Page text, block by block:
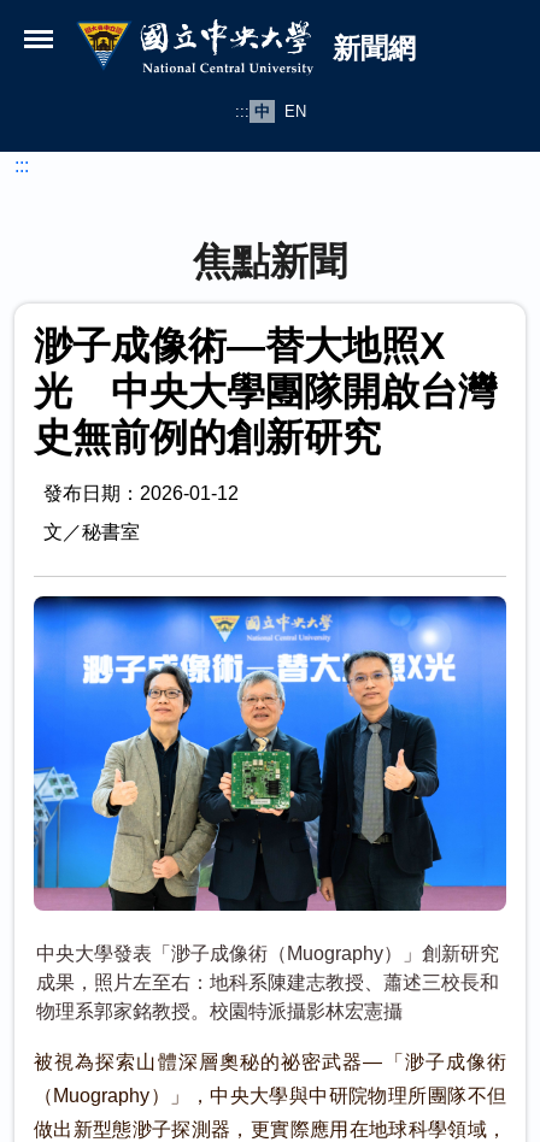
國立中央大學新聞網
新聞網
::: 中 EN
:::
焦點新聞
渺子成像術—替大地照X
光 中央大學團隊開啟台灣
史無前例的創新研究
發布日期：2026-01-12
文／秘書室
中央大學發表「渺子成像術（Muography）」創新研究
成果，照片左至右：地科系陳建志教授、蕭述三校長和
物理系郭家銘教授。校園特派攝影林宏憲攝
被視為探索山體深層奧秘的祕密武器—「渺子成像術
（Muography）」，中央大學與中研院物理所團隊不但
做出新型態渺子探測器，更實際應用在地球科學領域，